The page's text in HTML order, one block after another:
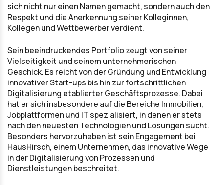
sich nicht nur einen Namen gemacht, sondern auch den
Respekt und die Anerkennung seiner Kolleginnen,
Kollegen und Wettbewerber verdient.
Sein beeindruckendes Portfolio zeugt von seiner
Vielseitigkeit und seinem unternehmerischen
Geschick. Es reicht von der Gründung und Entwicklung
innovativer Start-ups bis hin zur fortschrittlichen
Digitalisierung etablierter Geschäftsprozesse. Dabei
hat er sich insbesondere auf die Bereiche Immobilien,
Jobplattformen und IT spezialisiert, in denen er stets
nach den neuesten Technologien und Lösungen sucht.
Besonders hervorzuheben ist sein Engagement bei
HausHirsch, einem Unternehmen, das innovative Wege
in der Digitalisierung von Prozessen und
Dienstleistungen beschreitet.